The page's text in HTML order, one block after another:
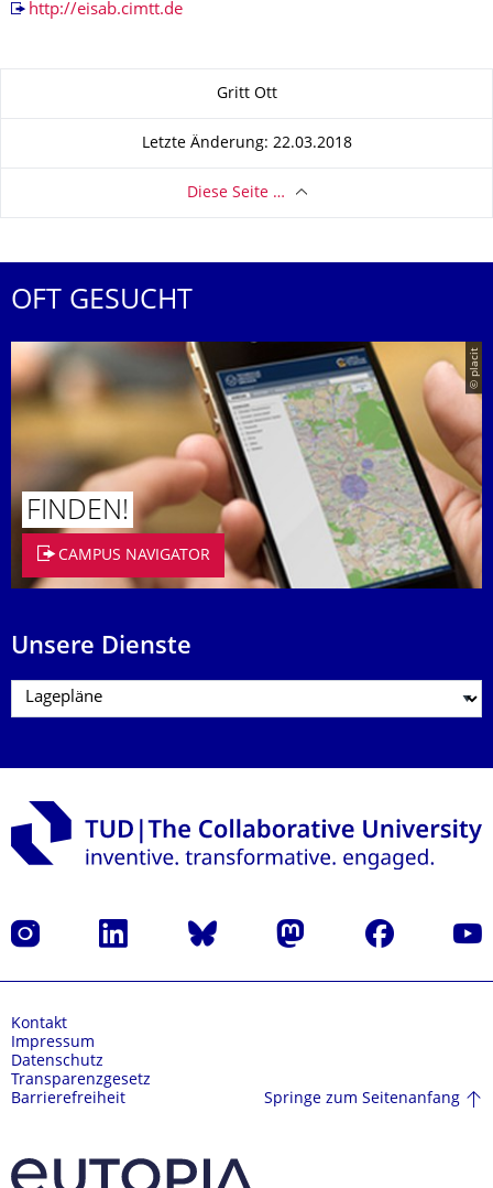
http://eisab.cimtt.de
Gritt Ott
Letzte Änderung: 22.03.2018
Diese Seite …
OFT GESUCHT
© placit
FINDEN!
CAMPUS NAVIGATOR
Unsere Dienste
Instagram LinkedIn Bluesky Mastodon Facebook
Kontakt
Impressum
Datenschutz
Transparenzgesetz
Barrierefreiheit
Springe zum Seitenanfang